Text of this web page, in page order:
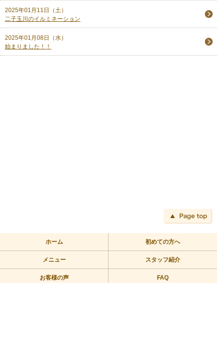
2025年01月11日（土）
二子玉川のイルミネーション
2025年01月08日（水）
始まりました！！
ホーム 初めての方へ
メニュー スタッフ紹介
お客様の声 FAQ